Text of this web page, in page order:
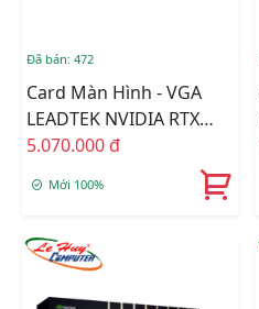
Đã bán: 472
Card Màn Hình - VGA
LEADTEK NVIDIA RTX
A400 4GB GDDR6
5.070.000 đ
Mới 100%